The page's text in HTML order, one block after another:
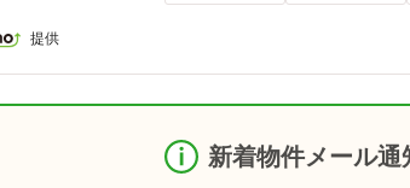
提供
新着物件メール通